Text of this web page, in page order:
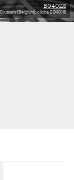
B040118
(Belgium), cliché B040118